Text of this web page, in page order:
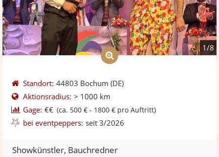
1/8
Standort: 44803 Bochum (DE)
Aktionsradius: > 1000 km
Gage: €€ (ca. 500 € - 1800 € pro Auftritt)
bei eventpeppers: seit 3/2026
Showkünstler, Bauchredner